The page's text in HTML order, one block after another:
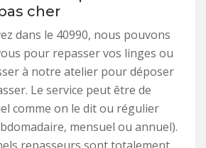
cher
dans le 40990, nous pouvons
pour repasser vos linges ou
à notre atelier pour déposer
Le service peut être de
comme on le dit ou régulier
mensuel ou annuel).